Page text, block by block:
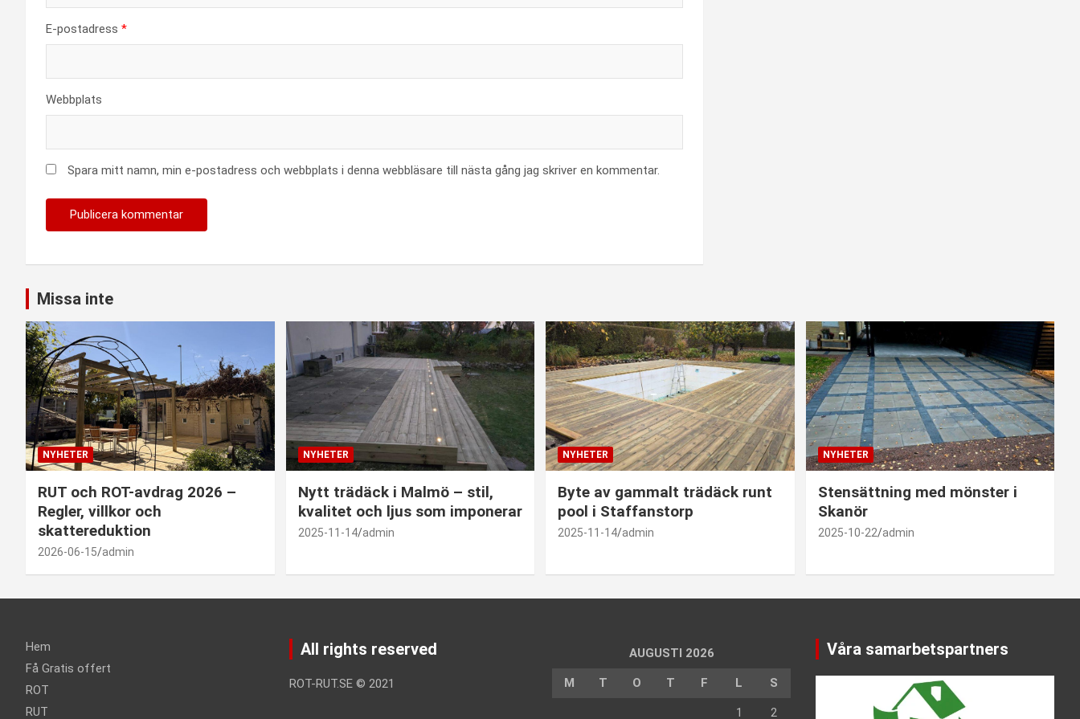
E-postadress *
Webbplats
Spara mitt namn, min e-postadress och webbplats i denna webbläsare till nästa gång jag skriver en kommentar.
Missa inte
NYHETER
RUT och ROT-avdrag 2026 –
Regler, villkor och
skattereduktion
2026-06-15 admin
NYHETER
Nytt trädäck i Malmö – stil,
kvalitet och ljus som imponerar
2025-11-14 admin
NYHETER
Byte av gammalt trädäck runt
pool i Staffanstorp
2025-11-14 admin
NYHETER
Stensättning med mönster i
Skanör
2025-10-22 admin
Hem
Få Gratis offert
ROT
RUT
All rights reserved
ROT-RUT.SE © 2021
AUGUSTI 2026
M T O T F L S
1 2
Våra samarbetspartners